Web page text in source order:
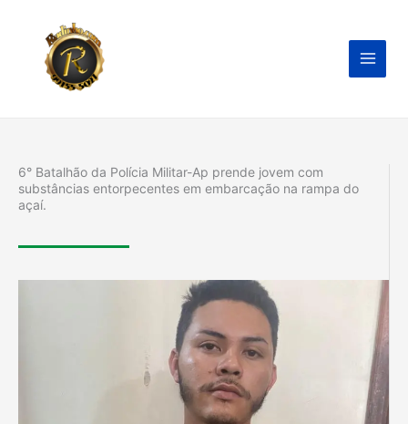
conteúdo
6° Batalhão da Polícia Militar-Ap prende jovem com
substâncias entorpecentes em embarcação na rampa do
açaí.